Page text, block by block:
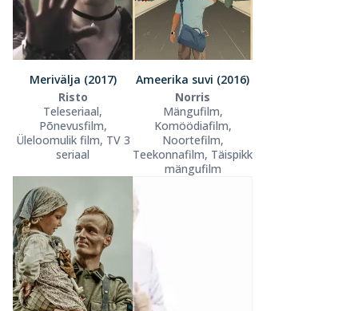
Merivälja (2017)
Risto
Teleseriaal,
Põnevusfilm,
Üleloomulik film, TV 3
seriaal
Ameerika suvi (2016)
Norris
Mängufilm,
Komöödiafilm,
Noortefilm,
Teekonnafilm, Täispikk
mängufilm